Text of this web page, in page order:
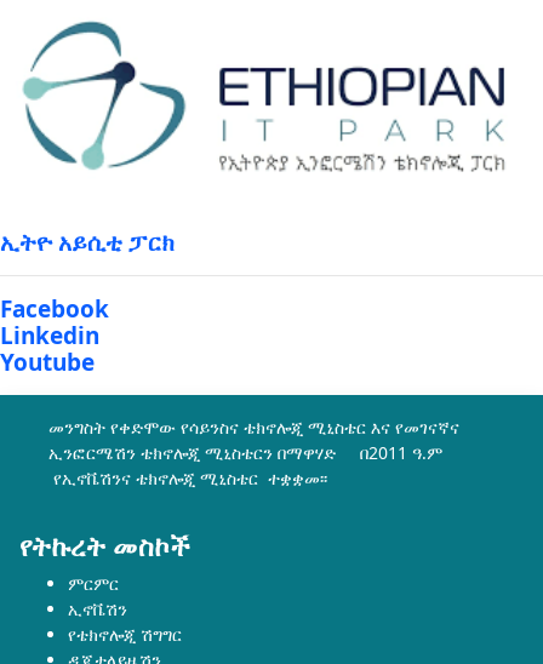
ኢትዮ አይሲቲ ፓርክ
Facebook
Linkedin
Youtube
መንግስት የቀድሞው የሳይንስና ቴክኖሎጂ ሚኒስቴር እና የመገናኛና
ኢንፎርሜሽን ቴክኖሎጂ ሚኒስቴርን በማዋሃድ በ2011 ዓ.ም
የኢኖቬሽንና ቴክኖሎጂ ሚኒስቴር ተቋቋመ፡፡
የትኩረት መስኮች
ምርምር
ኢኖቬሽን
የቴክኖሎጂ ሽግግር